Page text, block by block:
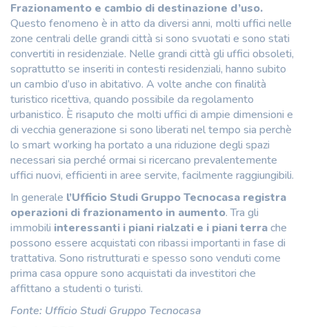
Frazionamento e cambio di destinazione d’uso.
Questo fenomeno è in atto da diversi anni, molti uffici nelle
zone centrali delle grandi città si sono svuotati e sono stati
convertiti in residenziale. Nelle grandi città gli uffici obsoleti,
soprattutto se inseriti in contesti residenziali, hanno subito
un cambio d’uso in abitativo. A volte anche con finalità
turistico ricettiva, quando possibile da regolamento
urbanistico. È risaputo che molti uffici di ampie dimensioni e
di vecchia generazione si sono liberati nel tempo sia perchè
lo smart working ha portato a una riduzione degli spazi
necessari sia perché ormai si ricercano prevalentemente
uffici nuovi, efficienti in aree servite, facilmente raggiungibili.
In generale l’Ufficio Studi Gruppo Tecnocasa registra
operazioni di frazionamento in aumento. Tra gli
immobili interessanti i piani rialzati e i piani terrache
possono essere acquistati con ribassi importanti in fase di
trattativa. Sono ristrutturati e spesso sono venduti come
prima casa oppure sono acquistati da investitori che
affittano a studenti o turisti.
Fonte: Ufficio Studi Gruppo Tecnocasa